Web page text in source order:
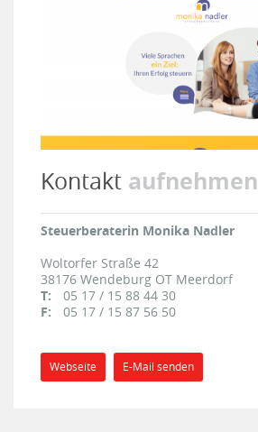
Kontakt aufnehmen
Steuerberaterin Monika Nadler
Woltorfer Straße 42
38176 Wendeburg OT Meerdorf
T:
05 17 / 15 88 44 30
F:
05 17 / 15 87 56 50
Webseite E-Mail senden